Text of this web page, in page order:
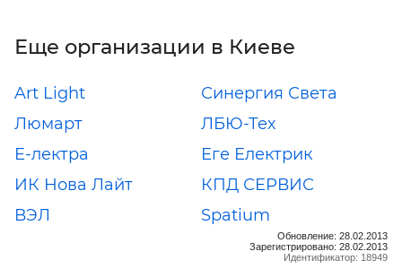
Еще организации в Киеве
Art Light
Синергия Света
Люмарт
ЛБЮ-Тех
Е-лектра
Еге Електрик
ИК Нова Лайт
КПД СЕРВИС
ВЭЛ
Spatium
Обновление: 28.02.2013
Зарегистрировано: 28.02.2013
Идентификатор: 18949